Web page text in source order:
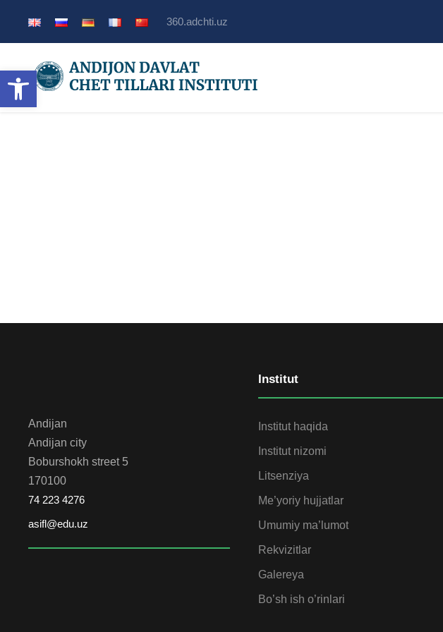
Ouvrir la barre d’outils
360.adchti.uz
Andijan
Andijan city
Boburshokh street 5
170100
74 223 4276
asifl@edu.uz
Institut
Institut haqida
Institut nizomi
Litsenziya
Me’yoriy hujjatlar
Umumiy ma’lumot
Rekvizitlar
Galereya
Bo’sh ish o’rinlari